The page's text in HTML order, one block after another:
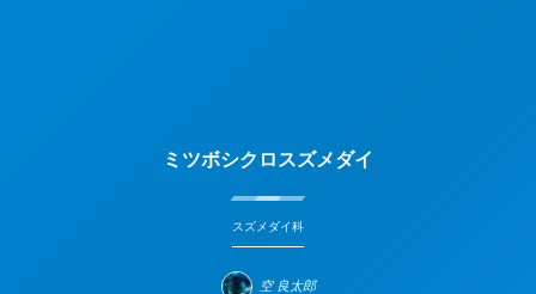
ミツボシクロスズメダイ
スズメダイ科
空 良太郎